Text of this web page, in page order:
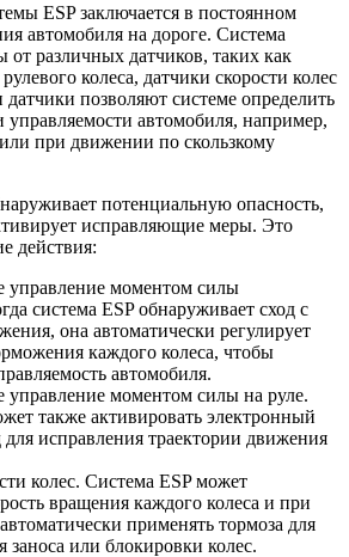
ESP заключается в постоянном
автомобиля на дороге. Система
от различных датчиков, таких как
колеса, датчики скорости колес
позволяют системе определить
управляемости автомобиля, например,
при движении по скользкому
потенциальную опасность,
исправляющие меры. Это
действия:
управление моментом силы
система ESP обнаруживает сход с
она автоматически регулирует
каждого колеса, чтобы
автомобиля.
управление моментом силы на руле.
также активировать электронный
исправления траектории движения
колес. Система ESP может
вращения каждого колеса и при
применять тормоза для
заноса или блокировки колес.